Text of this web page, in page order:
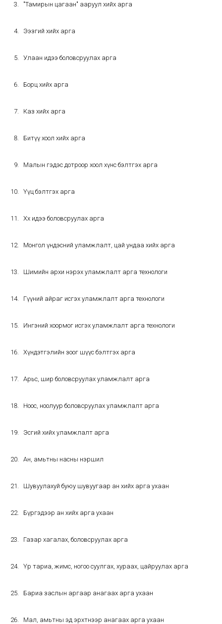
"Тамирын цагаан" ааруул хийх арга
Ээзгий хийх арга
Улаан идээ боловсруулах арга
Борц хийх арга
Каз хийх арга
Битүү хоол хийх арга
Малын гэдэс дотроор хоол хүнс бэлтгэх арга
Үүц бэлтгэх арга
Хөх идээ боловсруулах арга
Монгол үндэсний уламжлалт, цай ундаа хийх арга
Шимийн архи нэрэх уламжлалт арга технологи
Гүүний айраг исгэх уламжлалт арга технологи
Ингэний хоормог исгэх уламжлалт арга технологи
Хүндэтгэлийн зоог шүүс бэлтгэх арга
Арьс, шир боловсруулах уламжлалт арга
Ноос, ноолуур боловсруулах уламжлалт арга
Эсгий хийх уламжлалт арга
Ан, амьтны насны нэршил
Шувуулахуй буюу шувуугаар ан хийх арга ухаан
Бүргэдээр ан хийх арга ухаан
Газар хагалах, боловсруулах арга
Үр тариа, жимс, ногоо суулгах, хураах, цайруулах арга
Бариа заслын аргаар анагаах арга ухаан
Мал, амьтны эд эрхтнээр анагаах арга ухаан